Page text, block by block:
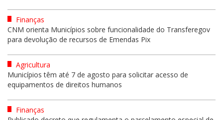
Finanças
CNM orienta Municípios sobre funcionalidade do Transferegov
para devolução de recursos de Emendas Pix
Agricultura
Municípios têm até 7 de agosto para solicitar acesso de
equipamentos de direitos humanos
Finanças